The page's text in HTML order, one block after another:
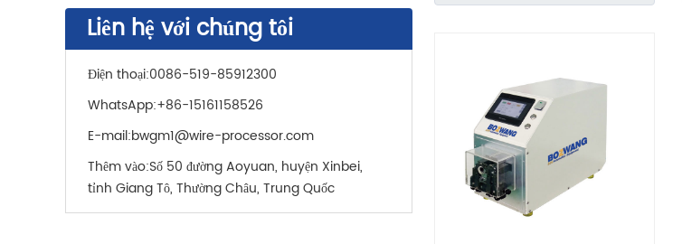
Liên hệ với chúng tôi
Điện thoại:0086-519-85912300
WhatsApp:+86-15161158526
E-mail:bwgm1@wire-processor.com
Thêm vào:Số 50 đường Aoyuan, huyện Xinbei,
tỉnh Giang Tô, Thường Châu, Trung Quốc